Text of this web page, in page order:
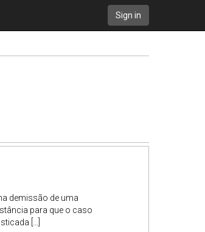
Sign in
demissão de uma
para que o caso
[…]